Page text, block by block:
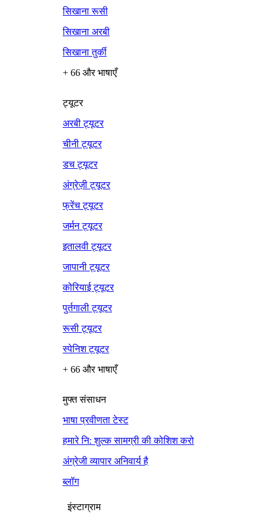
सिखाना रूसी
सिखाना अरबी
सिखाना तुर्की
+ 66 और भाषाएँ
ट्यूटर
अरबी ट्यूटर
चीनी ट्यूटर
डच ट्यूटर
अंग्रेज़ी ट्यूटर
फ्रेंच ट्यूटर
जर्मन ट्यूटर
इतालवी ट्यूटर
जापानी ट्यूटर
कोरियाई ट्यूटर
पुर्तगाली ट्यूटर
रूसी ट्यूटर
स्पेनिश ट्यूटर
+ 66 और भाषाएँ
मुफ्त संसाधन
भाषा प्रवीणता टेस्ट
हमारे नि: शुल्क सामग्री की कोशिश करो
अंग्रेजी व्यापार अनिवार्य है
ब्लॉग
इंस्टाग्राम